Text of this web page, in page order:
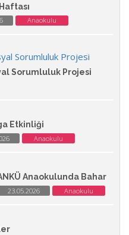
Anaokulu
Sorumluluk Projesi
Etkinliği
Anaokulu
Anaokulunda Bahar
23.05.2026 Anaokulu